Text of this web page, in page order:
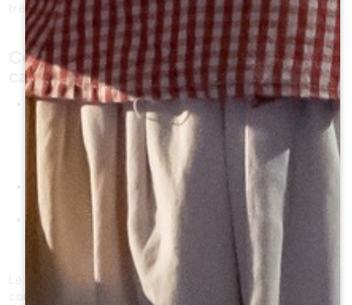
très nuancée.
Cescépages ont, eux aussi, leurs
caractéristiques :
LeMERLOTamène de la rondeur et de la générosité
ainsi que des parfums de petits fruits rouges et noirs
tels que la mûre et la griotte. Il s’est imposé comme le
cépage privilégié de Saint-Émilion car il s’adapte très
bien aux sols locaux en majorité frais et humides.
CABERNET FRANC, tannique et très aromatique
apporte de la finesse et de l’élégance.
Enfin le
CABERNET SAUVIGNON
apporte des notes
épicées et contribue à la longévité du vin avec ses
tanins
Le vin du Grand Saint-Émilionnais peut être aussi bien
concentré et puissant que raffiné et délicat.